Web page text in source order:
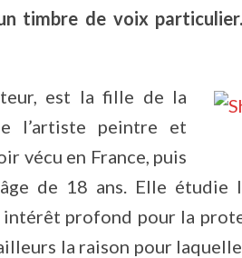
timbre de voix
est la fille de la
l’artiste peintre et
vécu en France, puis
de 18 ans. Elle étudie
profond pour la
la raison pour